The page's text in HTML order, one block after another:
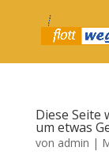
Diese Seite
um etwas
von admin |